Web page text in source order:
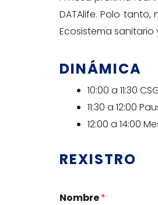
DATAlife. Polo
Ecosistema
DINÁMICA
10:00 a 11:30
11:30 a 12:00
12:00 a 14:00
REXISTRO
Nombre*